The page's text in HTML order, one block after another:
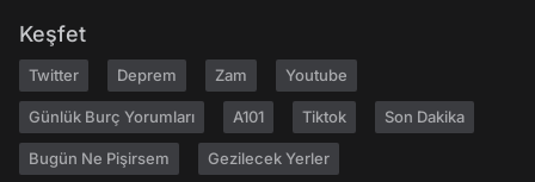
Keşfet
Twitter Deprem Zam Youtube
Günlük Burç Yorumları A101 Tiktok Son Dakika
Bugün Ne Pişirsem Gezilecek Yerler